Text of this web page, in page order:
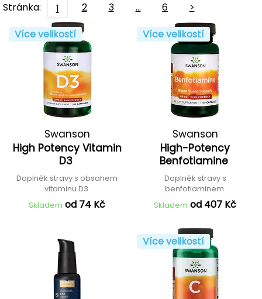
Stránka:
1 2 3 … 6
>
Více velikostí
Swanson
High Potency Vitamin
D3
Doplněk stravy s obsahem
vitaminu D3
Skladem od 74 Kč
Více velikostí
Swanson
High-Potency
Benfotiamine
Doplněk stravy s
benfotiaminem
Skladem od 407 Kč
Více velikostí